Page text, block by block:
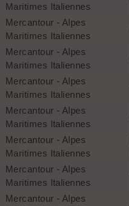
Maritimes Italiennes
Mercantour - Alpes
Maritimes Italiennes
Mercantour - Alpes
Maritimes Italiennes
Mercantour - Alpes
Maritimes Italiennes
Mercantour - Alpes
Maritimes Italiennes
Mercantour - Alpes
Maritimes Italiennes
Mercantour - Alpes
Maritimes Italiennes
Mercantour - Alpes